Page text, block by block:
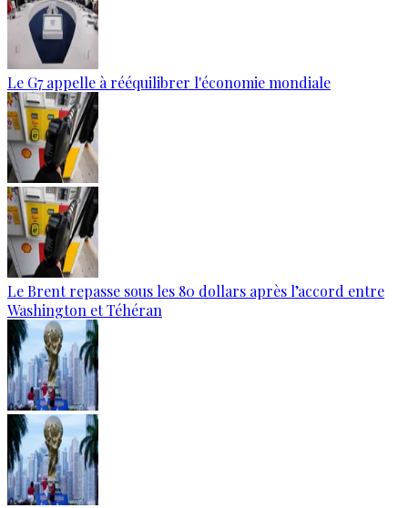
Le G7 appelle à rééquilibrer l'économie mondiale
Le Brent repasse sous les 80 dollars après l’accord entre
Washington et Téhéran